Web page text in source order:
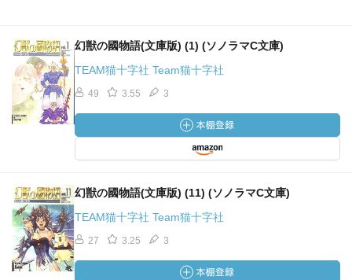
幻獣の國物語(文庫版) (1) (ソノラマC文庫)
TEAM猫十字社 Team猫十字社
49 3.55 3
幻獣の國物語(文庫版) (11) (ソノラマC文庫)
TEAM猫十字社 Team猫十字社
27 3.25 3